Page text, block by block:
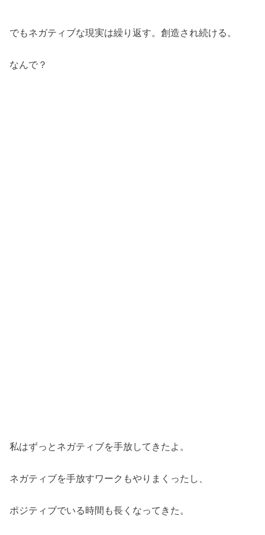
でもネガティブな現実は繰り返す。創造され続ける。
なんで？
私はずっとネガティブを手放してきたよ。
ネガティブを手放すワークもやりまくったし、
ポジティブでいる時間も長くなってきた。